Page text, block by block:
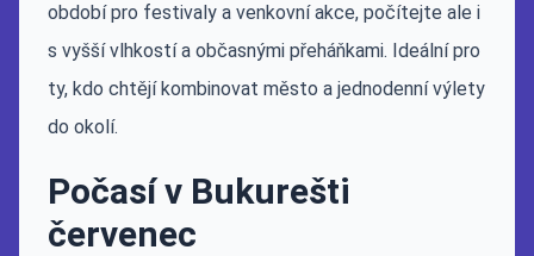
období pro festivaly a venkovní akce, počítejte ale i
s vyšší vlhkostí a občasnými přeháňkami. Ideální pro
ty, kdo chtějí kombinovat město a jednodenní výlety
do okolí.
Počasí v Bukurešti
červenec